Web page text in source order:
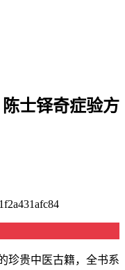
士铎奇症验方
珍贵中医古籍，全书系